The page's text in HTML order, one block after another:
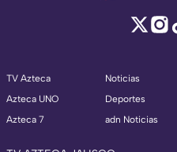
TV Azteca
Azteca UNO
Azteca 7
Noticias
Deportes
adn Noticias